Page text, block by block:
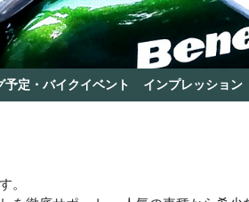
予定・バイクイベント インプレッション
。